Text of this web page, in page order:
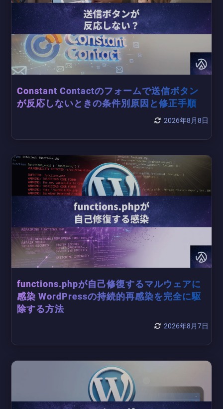
2026年8月8日
Constant Contactのフォームで送信ボタン
が反応しないときの条件別原因と修正手順
2026年8月7日
functions.phpが自己修復するマルウェアに
感染 WordPressの持続的再感染を完全に駆
除する方法